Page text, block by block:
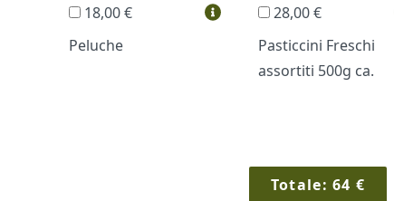
18,00 €
Peluche
28,00 €
Pasticcini Freschi
assortiti 500g ca.
Totale:64 €